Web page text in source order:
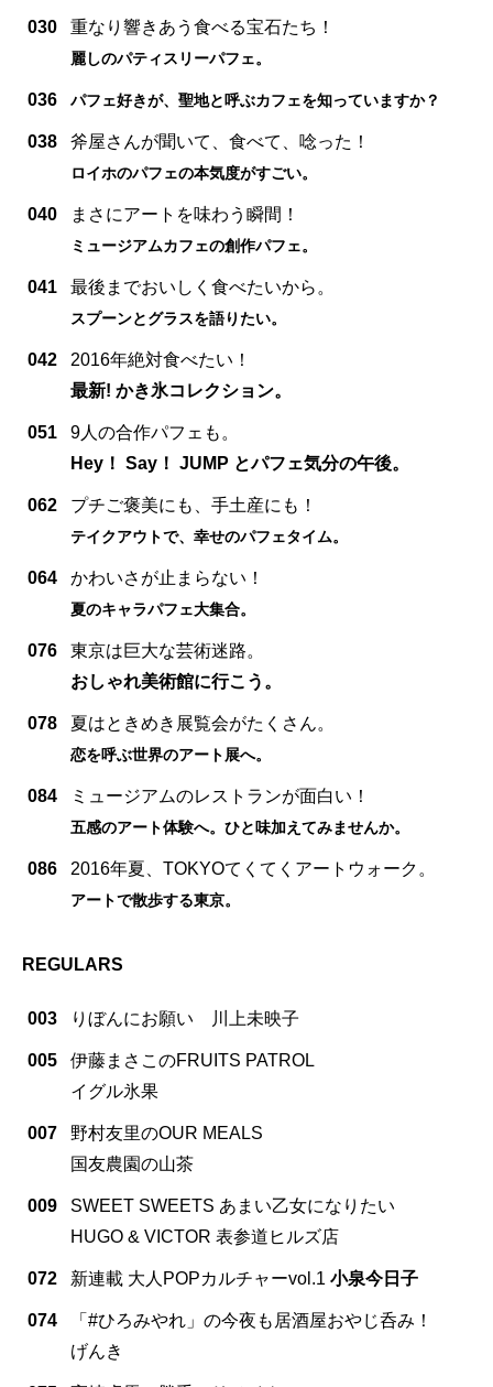
030 重なり響きあう食べる宝石たち！
麗しのパティスリーパフェ。
036 パフェ好きが、聖地と呼ぶカフェを知っていますか？
038 斧屋さんが聞いて、食べて、唸った！
ロイホのパフェの本気度がすごい。
040 まさにアートを味わう瞬間！
ミュージアムカフェの創作パフェ。
041 最後までおいしく食べたいから。
スプーンとグラスを語りたい。
042
2016年絶対食べたい！
最新! かき氷コレクション。
051
9人の合作パフェも。
Hey！ Say！ JUMP とパフェ気分の午後。
062 プチご褒美にも、手土産にも！
テイクアウトで、幸せのパフェタイム。
064 かわいさが止まらない！
夏のキャラパフェ大集合。
076
東京は巨大な芸術迷路。
おしゃれ美術館に行こう。
078 夏はときめき展覧会がたくさん。
恋を呼ぶ世界のアート展へ。
084 ミュージアムのレストランが面白い！
五感のアート体験へ。ひと味加えてみませんか。
086 2016年夏、TOKYOてくてくアートウォーク。
アートで散歩する東京。
REGULARS
003 りぼんにお願い 川上未映子
005
伊藤まさこのFRUITS PATROL
イグル氷果
007
野村友里のOUR MEALS
国友農園の山茶
009
SWEET SWEETS あまい乙女になりたい
HUGO & VICTOR 表参道ヒルズ店
072 新連載 大人POPカルチャーvol.1 小泉今日子
074
「#ひろみやれ」の今夜も居酒屋おやじ呑み！
げんき